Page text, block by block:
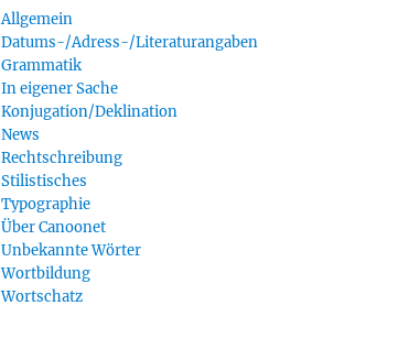
Allgemein
Datums-/Adress-/Literaturangaben
Grammatik
In eigener Sache
Konjugation/Deklination
News
Rechtschreibung
Stilistisches
Typographie
Über Canoonet
Unbekannte Wörter
Wortbildung
Wortschatz